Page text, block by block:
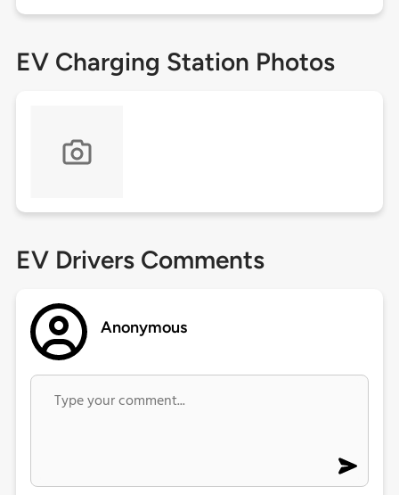
EV Charging Station Photos
EV Drivers Comments
Anonymous